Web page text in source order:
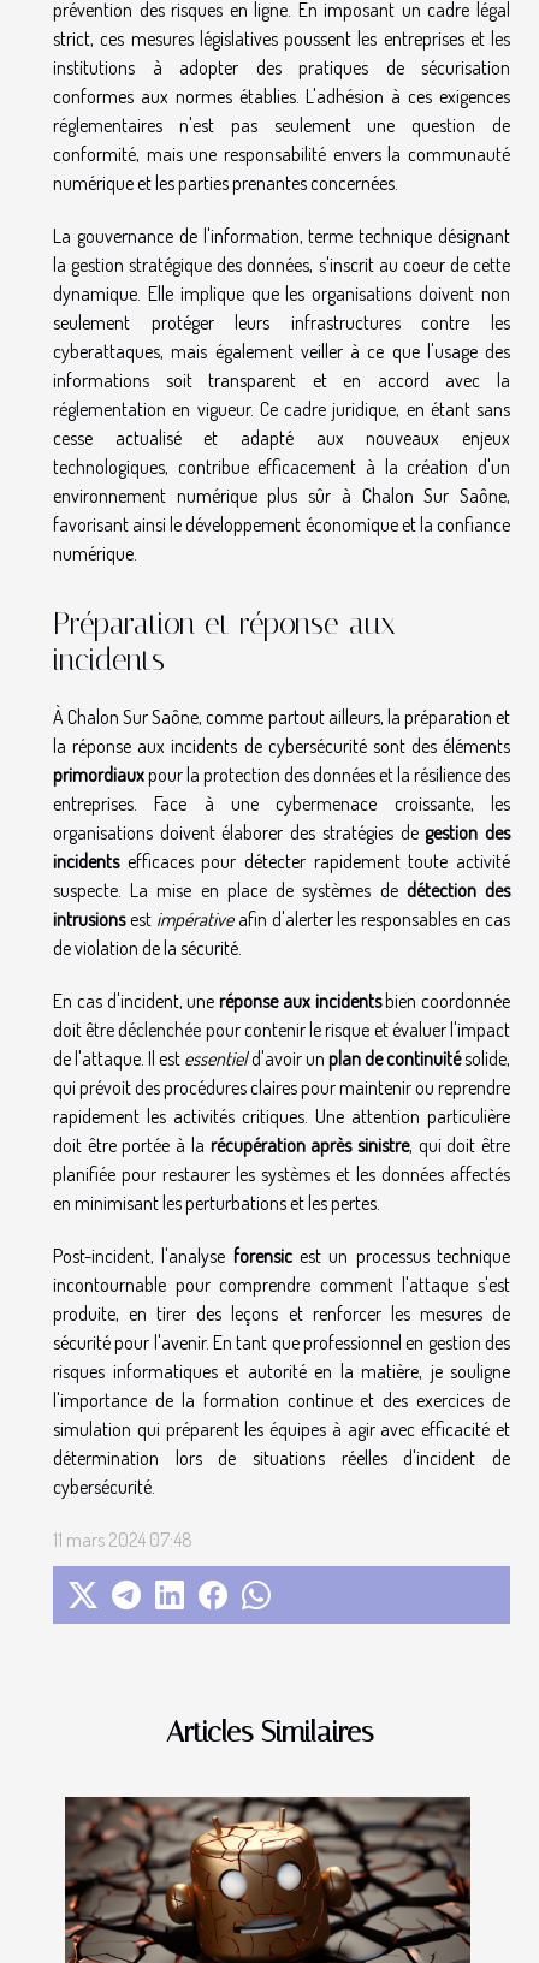
Articles Similaires
prévention des risques en ligne. En imposant un cadre légal
strict, ces mesures législatives poussent les entreprises et les
institutions à adopter des pratiques de sécurisation
conformes aux normes établies. L'adhésion à ces exigences
réglementaires n'est pas seulement une question de
conformité, mais une responsabilité envers la communauté
numérique et les parties prenantes concernées.
La gouvernance de l'information, terme technique désignant
la gestion stratégique des données, s'inscrit au coeur de cette
dynamique. Elle implique que les organisations doivent non
seulement protéger leurs infrastructures contre les
cyberattaques, mais également veiller à ce que l'usage des
informations soit transparent et en accord avec la
réglementation en vigueur. Ce cadre juridique, en étant sans
cesse actualisé et adapté aux nouveaux enjeux
technologiques, contribue efficacement à la création d'un
environnement numérique plus sûr à Chalon Sur Saône,
favorisant ainsi le développement économique et la confiance
numérique.
Préparation et réponse aux
incidents
À Chalon Sur Saône, comme partout ailleurs, la préparation et
la réponse aux incidents de cybersécurité sont des éléments
primordiauxpour la protection des données et la résilience des
entreprises. Face à une cybermenace croissante, les
organisations doivent élaborer des stratégies degestion des
incidentsefficaces pour détecter rapidement toute activité
suspecte. La mise en place de systèmes de détection des
intrusionsest impérativeafin d'alerter les responsables en cas
de violation de la sécurité.
En cas d'incident, une réponse aux incidentsbien coordonnée
doit être déclenchée pour contenir le risque et évaluer l'impact
de l'attaque. Il est essentield'avoir un plan de continuitésolide,
qui prévoit des procédures claires pour maintenir ou reprendre
rapidement les activités critiques. Une attention particulière
doit être portée à la récupération après sinistre, qui doit être
planifiée pour restaurer les systèmes et les données affectés
en minimisant les perturbations et les pertes.
Post-incident, l'analyse forensicest un processus technique
incontournable pour comprendre comment l'attaque s'est
produite, en tirer des leçons et renforcer les mesures de
sécurité pour l'avenir. En tant que professionnel en gestion des
risques informatiques et autorité en la matière, je souligne
l'importance de la formation continue et des exercices de
simulation qui préparent les équipes à agir avec efficacité et
détermination lors de situations réelles d'incident de
cybersécurité.
11 mars 2024 07:48